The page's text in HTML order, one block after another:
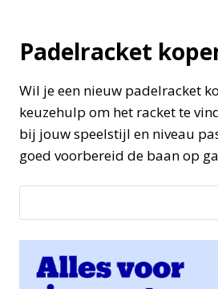
Padelracket
Wil je een nieuw padelracket
keuzehulp om het racket te
bij jouw speelstijl en niveau
goed voorbereid de baan op